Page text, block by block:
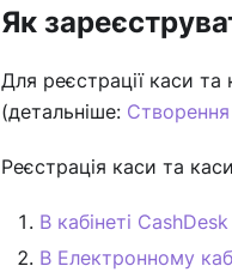
Як
Для реєстрації каси
(детальніше:
Реєстрація каси та
В кабінеті CashDesk
В Електронному